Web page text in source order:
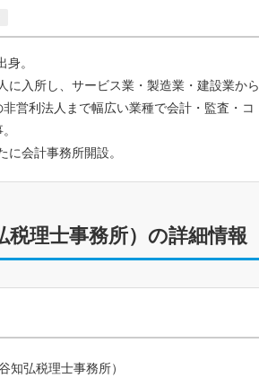
。
に入所し、サービス業・製造業・建設業から
営利法人まで幅広い業種で会計・監査・コ
に会計事務所開設。
税理士事務所）の詳細情報
知弘税理士事務所）